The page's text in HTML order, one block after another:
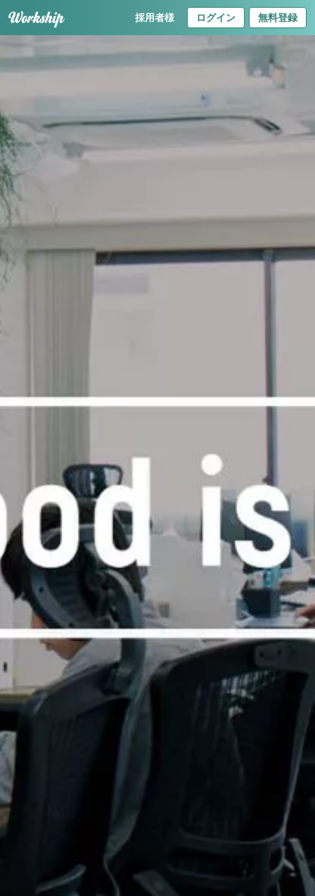
採用者様 ログイン 無料登録